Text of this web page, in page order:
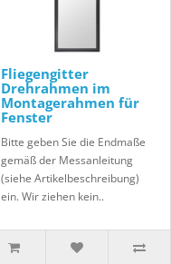
Fliegengitter
Drehrahmen im
Montagerahmen für
Fenster
Bitte geben Sie die Endmaße
gemäß der Messanleitung
(siehe Artikelbeschreibung)
ein. Wir ziehen kein..